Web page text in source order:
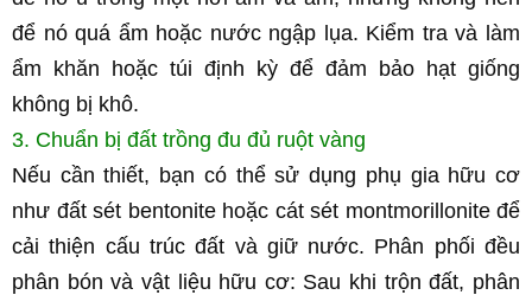
để nó quá ẩm hoặc nước ngập lụa. Kiểm tra và làm
ẩm khăn hoặc túi định kỳ để đảm bảo hạt giống
không bị khô.
3. Chuẩn bị đất trồng đu đủ ruột vàng
Nếu cần thiết, bạn có thể sử dụng phụ gia hữu cơ
như đất sét bentonite hoặc cát sét montmorillonite để
cải thiện cấu trúc đất và giữ nước. Phân phối đều
phân bón và vật liệu hữu cơ: Sau khi trộn đất, phân